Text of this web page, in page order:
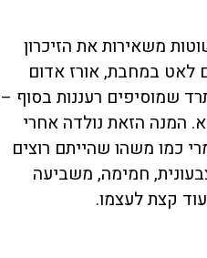
משאירות את הזיכרון
לאט במחבת, אורז אדום
שמוסיפים רעננות בסוף –
המנה הזאת נולדה אחרי
כמו משהו שהייתם רוצים
חמימה, משביעה
קצת לעצמו.